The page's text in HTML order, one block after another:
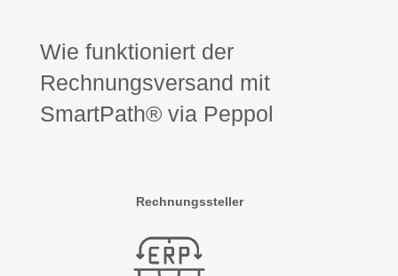
Wie funktioniert der
Rechnungsversand mit
SmartPath® via Peppol
Rechnungssteller